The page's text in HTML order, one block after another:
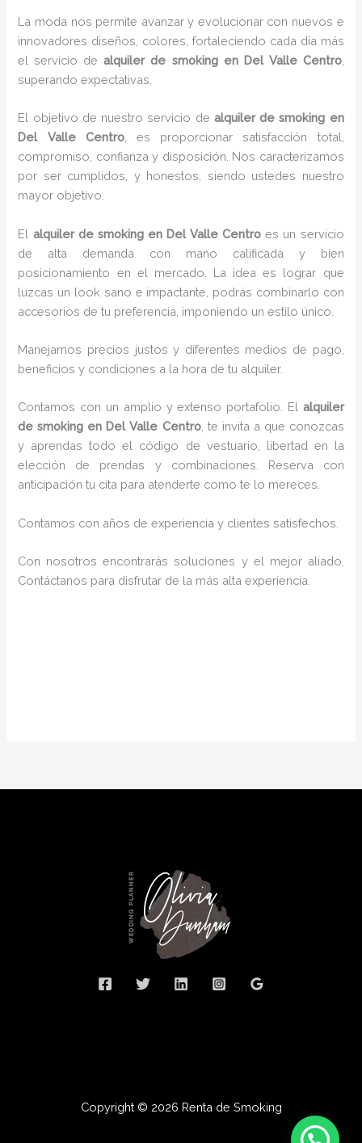
La moda nos permite avanzar y evolucionar con nuevos e
innovadores diseños, colores, fortaleciendo cada día más
el servicio dealquiler de smoking en Del Valle Centro,
superando expectativas.
El objetivo de nuestro servicio de alquiler de smoking en
Del Valle Centro, es proporcionar satisfacción total,
compromiso, confianza y disposición. Nos caracterizamos
por ser cumplidos, y honestos, siendo ustedes nuestro
mayor objetivo.
El alquiler de smoking en Del Valle Centroes un servicio
de alta demanda con mano calificada y bien
posicionamiento en el mercado. La idea es lograr que
luzcas un look sano e impactante, podrás combinarlo con
accesorios de tu preferencia, imponiendo un estilo único.
Manejamos precios justos y diferentes medios de pago,
beneficios y condiciones a la hora de tu alquiler.
Contamos con un amplio y extenso portafolio. El alquiler
de smoking en Del Valle Centro, te invita a que conozcas
y aprendas todo el código de vestuario, libertad en la
elección de prendas y combinaciones. Reserva con
anticipación tu cita para atenderte como te lo mereces.
Contamos con años de experiencia y clientes satisfechos.
Con nosotros encontrarás soluciones y el mejor aliado.
Contáctanos para disfrutar de la más alta experiencia.
Copyright © 2026 Renta de Smoking